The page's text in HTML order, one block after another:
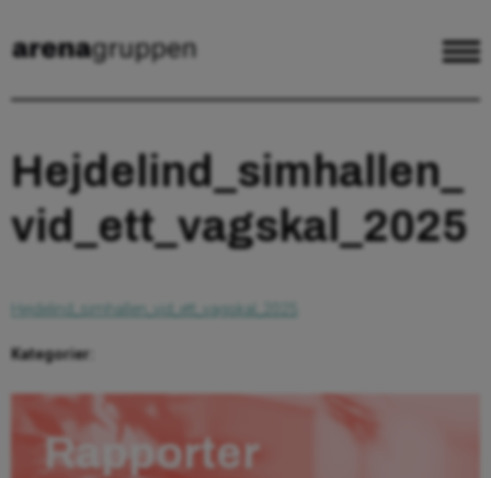
Hejdelind_simhallen_
vid_ett_vagskal_2025
Hejdelind_simhallen_vid_ett_vagskal_2025
Kategorier:
Rapporter